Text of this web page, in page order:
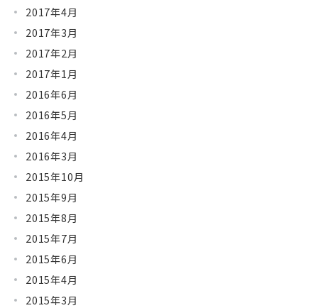
2017年4月
2017年3月
2017年2月
2017年1月
2016年6月
2016年5月
2016年4月
2016年3月
2015年10月
2015年9月
2015年8月
2015年7月
2015年6月
2015年4月
2015年3月